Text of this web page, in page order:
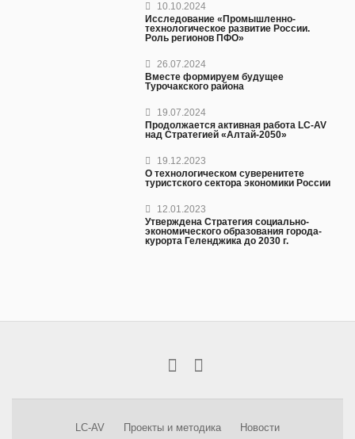
10.10.2024
Исследование «Промышленно-
технологическое развитие России.
Роль регионов ПФО»
26.07.2024
Вместе формируем будущее
Турочакского района
19.07.2024
Продолжается активная работа LC-AV
над Стратегией «Алтай-2050»
19.12.2023
О технологическом суверенитете
туристского сектора экономики России
12.01.2023
Утверждена Стратегия социально-
экономического образования города-
курорта Геленджика до 2030 г.
LC-AV Проекты и методика Новости